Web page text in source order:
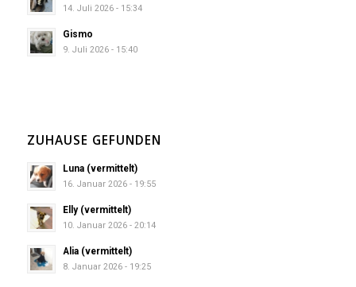
14. Juli 2026 - 15:34
Gismo
9. Juli 2026 - 15:40
ZUHAUSE GEFUNDEN
Luna (vermittelt)
16. Januar 2026 - 19:55
Elly (vermittelt)
10. Januar 2026 - 20:14
Alia (vermittelt)
8. Januar 2026 - 19:25